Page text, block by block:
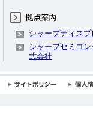
シャープディス
シャープセミコ
式会社